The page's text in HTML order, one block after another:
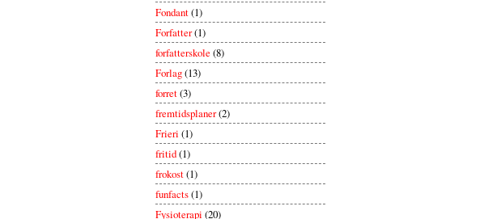
Fondant(1)
Forfatter(1)
forfatterskole(8)
Forlag(13)
forret(3)
fremtidsplaner(2)
Frieri (1)
fritid(1)
frokost(1)
funfacts(1)
Fysioterapi (20)